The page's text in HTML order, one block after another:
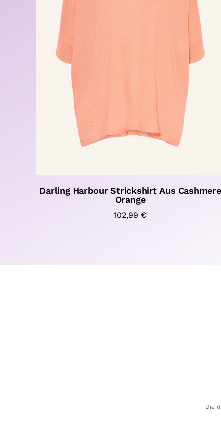
Darling Harbour Strickshirt Aus Cashmere
Orange
102,99 €
Die